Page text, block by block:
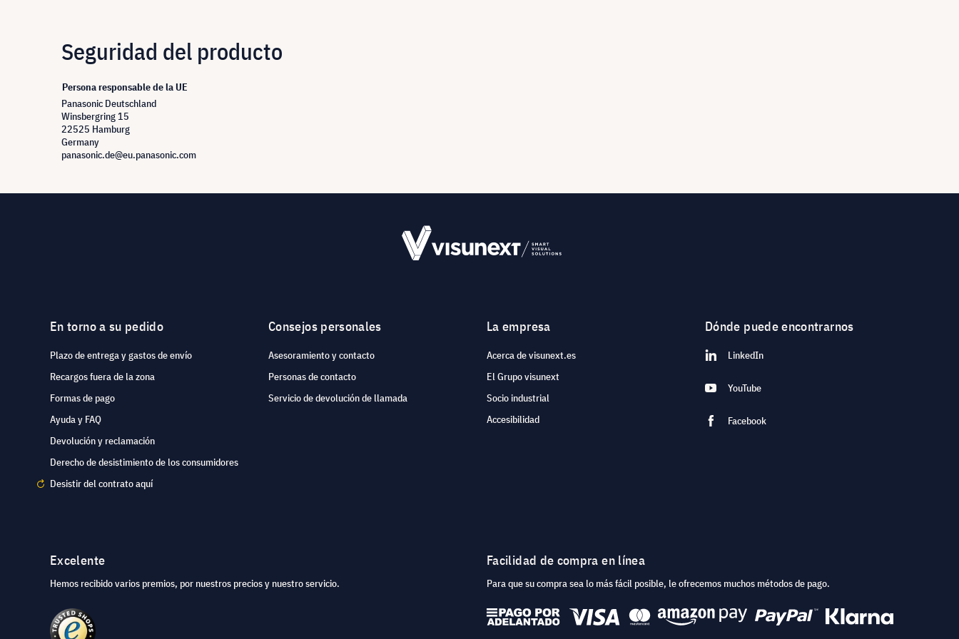
Seguridad del producto
Persona responsable de la UE
Panasonic Deutschland
Winsbergring 15
22525 Hamburg
Germany
panasonic.de@eu.panasonic.com
En torno a su pedido
Plazo de entrega y gastos de envío
Recargos fuera de la zona
Formas de pago
Ayuda y FAQ
Devolución y reclamación
Derecho de desistimiento de los consumidores
Desistir del contrato aquí
Consejos personales
Asesoramiento y contacto
Personas de contacto
Servicio de devolución de llamada
La empresa
Acerca de visunext.es
El Grupo visunext
Socio industrial
Accesibilidad
Dónde puede encontrarnos
LinkedIn
YouTube
Facebook
Excelente
Hemos recibido varios premios, por nuestros precios y nuestro servicio.
Facilidad de compra en línea
Para que su compra sea lo más fácil posible, le ofrecemos muchos métodos de pago.